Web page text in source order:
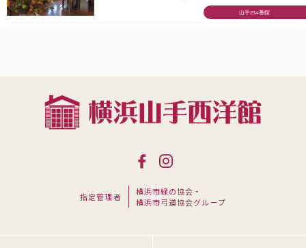
山手234番館
指定管理者
横浜市緑の協会・
横浜市弓道協会グループ